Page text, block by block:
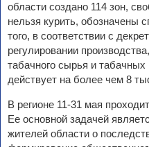
области создано 114 зон,
нельзя курить, обозначены
того, в соответствии с
регулировании
табачного сырья и табачных
действует на более чем 8
В регионе 11-31 мая
Ее основной задачей
жителей области о